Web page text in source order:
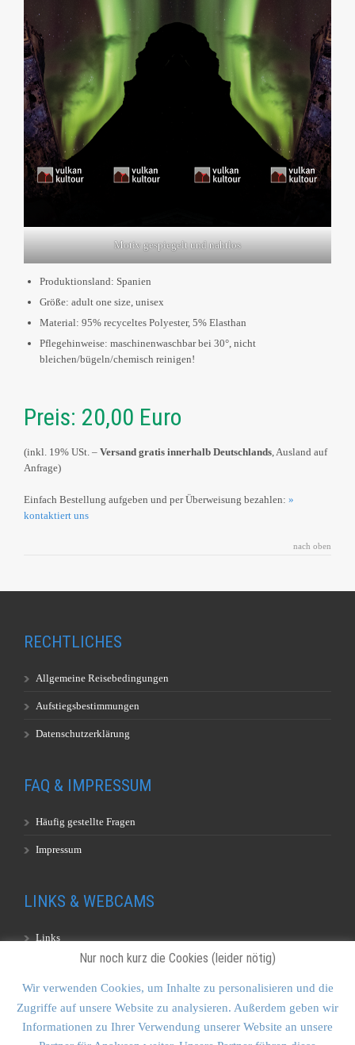
Motiv gespiegelt und nahtlos
Produktionsland: Spanien
Größe: adult one size, unisex
Material: 95% recyceltes Polyester, 5% Elasthan
Pflegehinweise: maschinenwaschbar bei 30°, nicht
bleichen/bügeln/chemisch reinigen!
Preis: 20,00 Euro
(inkl. 19% USt. – Versand gratis innerhalb Deutschlands , Ausland auf
Anfrage)
Einfach Bestellung aufgeben und per Überweisung bezahlen: »
kontaktiert uns
nach oben
RECHTLICHES
Allgemeine Reisebedingungen
Aufstiegsbestimmungen
Datenschutzerklärung
FAQ & IMPRESSUM
Häufig gestellte Fragen
Impressum
LINKS & WEBCAMS
Links
KONTAKT & SITEMAP
Nur noch kurz die Cookies (leider nötig)
Wir verwenden Cookies, um Inhalte zu personalisieren und die
Zugriffe auf unsere Website zu analysieren. Außerdem geben wir
Informationen zu Ihrer Verwendung unserer Website an unsere